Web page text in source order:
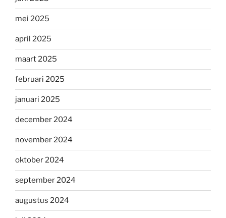
mei 2025
april 2025
maart 2025
februari 2025
januari 2025
december 2024
november 2024
oktober 2024
september 2024
augustus 2024